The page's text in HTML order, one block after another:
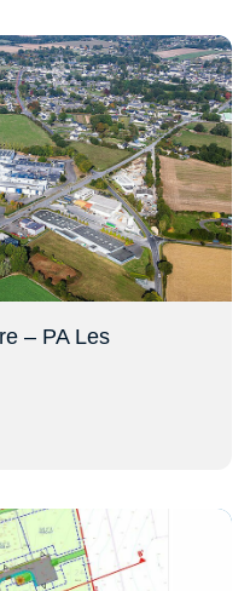
– PA Les